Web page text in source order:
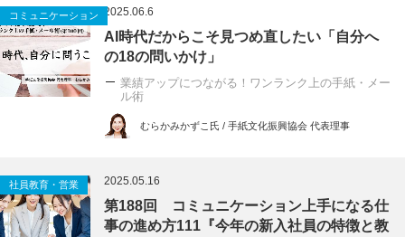
コミュニケーション 2025.06.6
AI時代だからこそ見つめ直したい「自分へ
の18の問いかけ」
業績アップにつながる！ワンランク上の手紙・メー
ル術
むらかみかずこ氏 / 手紙文化振興協会 代表理事
社員教育・営業 2025.05.16
第188回 コミュニケーション上手になる仕
事の進め方111『今年の新入社員の特徴と教